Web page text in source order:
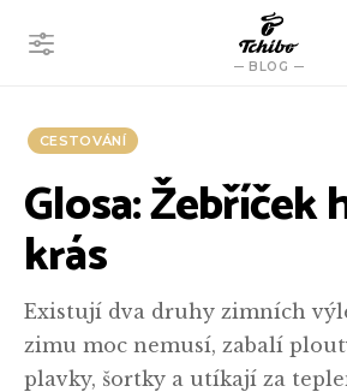
BLOG
CESTOVÁNÍ
Glosa: Žebříček
krás
Existují dva druhy zimních
zimu moc nemusí, zabalí
plavky, šortky a utíkají za